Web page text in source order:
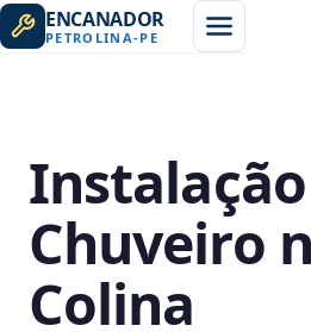
ENCANADOR
PETROLINA-PE
Chuveiro
Colina